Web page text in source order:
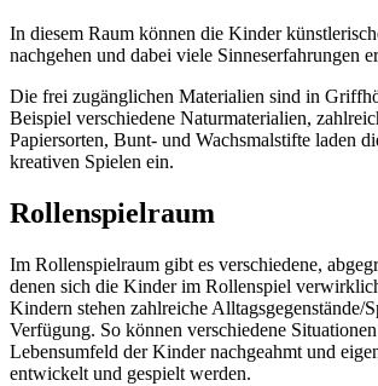
In diesem Raum können die Kinder
nachgehen und dabei viele Sinneserfahrungen
Die frei zugänglichen Materialien sind in
Beispiel verschiedene Naturmaterialien,
Papiersorten, Bunt- und Wachsmalstifte laden
kreativen Spielen ein.
Rollenspielraum
Im Rollenspielraum gibt es verschiedene,
denen sich die Kinder im Rollenspiel
Kindern stehen zahlreiche Alltagsgegenstände/
Verfügung. So können verschiedene
Lebensumfeld der Kinder nachgeahmt und
entwickelt und gespielt werden.